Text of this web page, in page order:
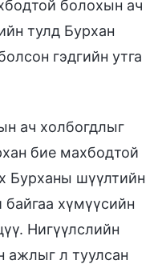
болохын ач
тулд Бурхан
гэдгийн утга
ач холбогдлыг
бие махбодтой
Бурханы шүүлтийн
байгаа хүмүүсийн
Нигүүлслийн
ажлыг л туулсан